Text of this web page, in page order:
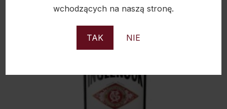
wchodzących na naszą stronę.
TAK NIE